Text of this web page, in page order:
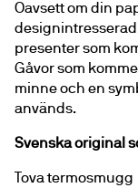
Oavsett om din
presenter som
Gåvor som
minne och en
används.
Svenska original
Tova termosmugg